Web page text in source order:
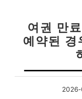
여권 만
예약된